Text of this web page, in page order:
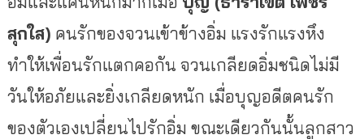
สุกใส) คนรักของจวนเข้าข้างอิ่ม แรงรักแรงหึง
ทำให้เพื่อนรักแตกคอกัน จวนเกลียดอิ่มชนิดไม่มี
วันให้อภัยและยิ่งเกลียดหนัก เมื่อบุญอดีตคนรัก
ของตัวเองเปลี่ยนไปรักอิ่ม ขณะเดียวกันนั้นลูกสาว